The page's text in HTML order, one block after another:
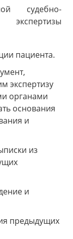
судебно-
экспертизы
пациента.
экспертизу
органами
основания
и
из
и
предыдущих